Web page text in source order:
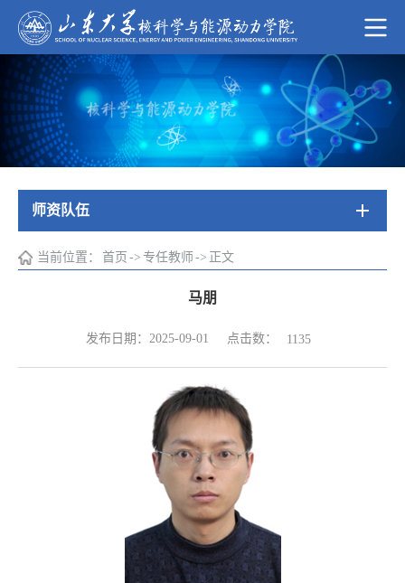
师资队伍
当前位置： 首页 -> 专任教师 -> 正文
马朋
发布日期：2025-09-01 点击数： 1135